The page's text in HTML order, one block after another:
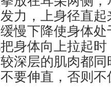
力，上身径直
慢下降使身体
身体向上拉起
深层的肌肉都
要伸直，否则